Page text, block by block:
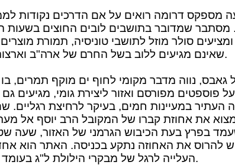
מספקס דרומה רואים על אם הדרכים נקודות
מסתבר שמדובר בתושבים לובים החוצים בשעות
סולר מוזל לתושבי טוניסיה, תמורת
שאינם מגיעים ללוב בשל החרם של ארה"ב וארצות המערב.
גאבס, נווה מדבר מקומי לחוף ים מוקף תמרים,
פוספטים מפורסם ואזור ליצירת גומי, מגיעים
העתיר במעיינות חמים, בעיקר לרחיצת רגליים.
את אחוזת קברו של המקובל הרב יוסף אל
בפרץ בעת הכיבוש הגרמני של האזור, שעה
להרוס את האחוזה נתקע בכניסה. האתר הוא
העלייה לרגל של מבקרי הילולת ל"ג בעומד בטוניסיה.